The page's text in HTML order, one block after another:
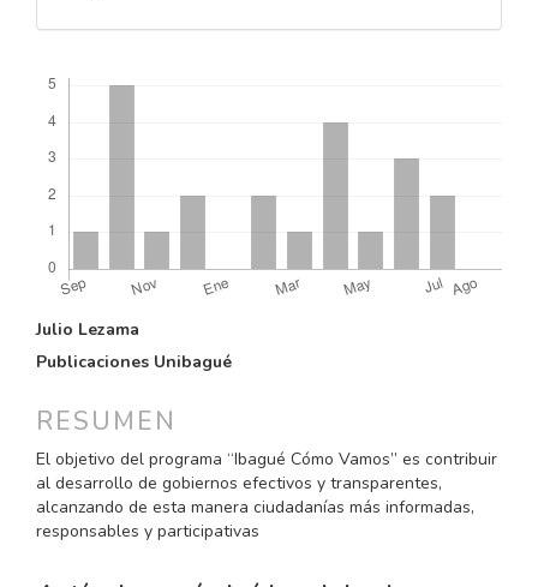
CONTENIDO
PRINCIPAL
ARTÍCULO
Julio Lezama
Publicaciones Unibagué
RESUMEN
El objetivo del programa “Ibagué Cómo Vamos” es contribuir
al desarrollo de gobiernos efectivos y transparentes,
alcanzando de esta manera ciudadanías más informadas,
responsables y participativas